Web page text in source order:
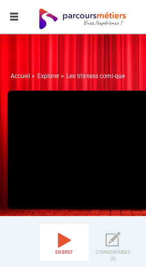
Accueil Explorer Les tris-tess comi-que
EN BREF
COMMENTAIRES
(0)